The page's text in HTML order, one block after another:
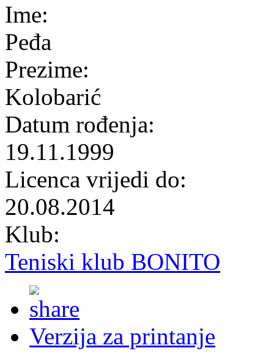
Ime:
Peđa
Prezime:
Kolobarić
Datum rođenja:
19.11.1999
Licenca vrijedi do:
20.08.2014
Klub:
Teniski klub BONITO
Verzija za printanje